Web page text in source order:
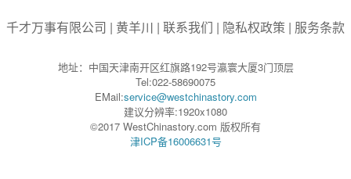
千才万事有限公司 | 黄羊川 | 联系我们 | 隐私权政策 | 服务条款
地址：中国天津南开区红旗路192号瀛寰大厦3门顶层
Tel:022-58690075
EMail:service@westchinastory.com
建议分辨率:1920x1080
©2017 WestChinastory.com 版权所有
津ICP备16006631号